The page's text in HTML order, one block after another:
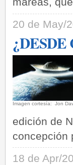
20 de May/
Imagen cortesía: Jon
edición de
concepción
18 de Apr/